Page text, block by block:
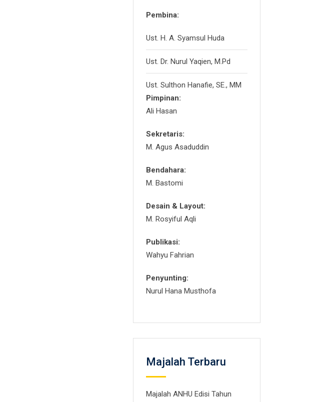
Pembina:
Ust. H. A. Syamsul Huda
Ust. Dr. Nurul Yaqien, M.Pd
Ust. Sulthon Hanafie, SE., MM
Pimpinan:
Ali Hasan
Sekretaris:
M. Agus Asaduddin
Bendahara:
M. Bastomi
Desain & Layout:
M. Rosyiful Aqli
Publikasi:
Wahyu Fahrian
Penyunting:
Nurul Hana Musthofa
Majalah Terbaru
Majalah ANHU Edisi Tahun